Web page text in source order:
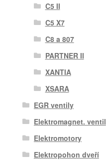
C5 II
C5 X7
C8 a 807
PARTNER II
XANTIA
XSARA
EGR ventily
Elektromagnet. ventil
Elektromotory
Elektropohon dveří